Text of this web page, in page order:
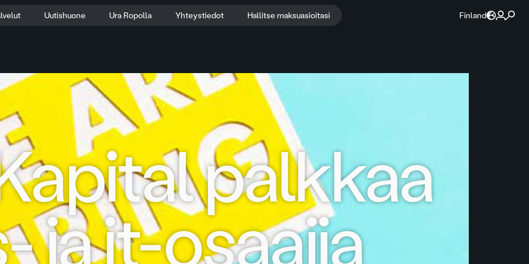
Uutishuone Ura Ropolla Yhteystiedot Hallitse maksuasioitasi Finland
palkkaa
ja it-osaajia